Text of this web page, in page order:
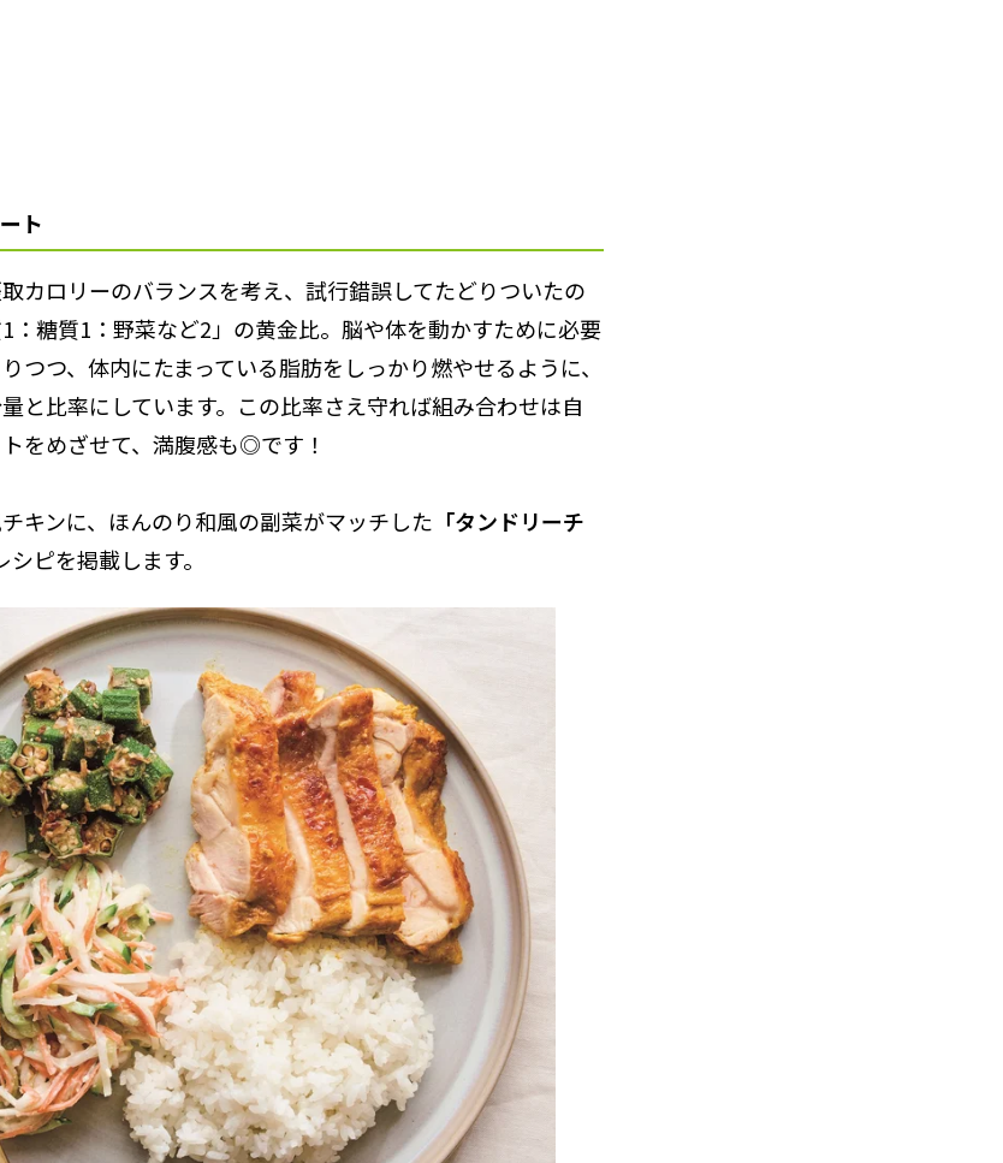
ト
カロリーのバランスを考え、試行錯誤してたどりついたの
：糖質1：野菜など2」の黄金比。脳や体を動かすために必要
つつ、体内にたまっている脂肪をしっかり燃やせるように、
と比率にしています。この比率さえ守れば組み合わせは自
をめざせて、満腹感も◎です！
キンに、ほんのり和風の副菜がマッチした 「タンドリーチ
シピを掲載します。